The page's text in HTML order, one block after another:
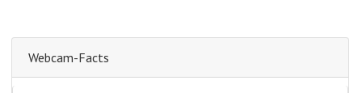
Webcam-Facts